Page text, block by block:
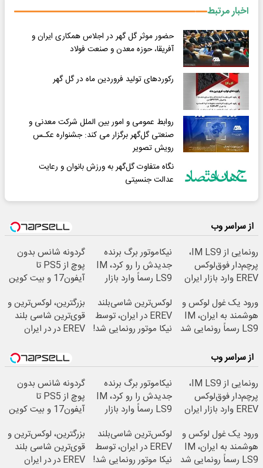
اخبار مرتبط
حضور موثر گل گهر در اجلاس همکاری ایران و
آفریقا، حوزه معدن و صنعت فولاد
رکوردهای تولید فروردین ماه در گل گهر
روابط عمومی و امور بین الملل شرکت معدنی و
صنعتی گل‌گهر برگزار می کند: جشنواره عکـس
رویش تصویر
نگاه متفاوت گل‌‌گهر به ورزش بانوان و رعایت
عدالت جنسیتی
از سراسر وب
رونمایی از IM LS9،
پرچم‌دار فوق‌لوکس
EREV وارد بازار ایران
نیکاموتور برگ برنده
جدیدش را رو کرد، IM
LS9 رسماً وارد بازار
گردونه شانس بدون
پوچ از PS5 تا
آیفون17 و بیت کوین
ورود یک غول لوکس و
هوشمند به ایران، IM
LS9 رسماً رونمایی شد
لوکس‌ترین شاسی‌بلند
EREV در ایران، توسط
نیکا موتور رونمایی شد!
بزرگترین، لوکس‌ترین و
قوی‌ترین شاسی بلند
EREV در در ایران
از سراسر وب
رونمایی از IM LS9،
پرچم‌دار فوق‌لوکس
EREV وارد بازار ایران
نیکاموتور برگ برنده
جدیدش را رو کرد، IM
LS9 رسماً وارد بازار
گردونه شانس بدون
پوچ از PS5 تا
آیفون17 و بیت کوین
ورود یک غول لوکس و
هوشمند به ایران، IM
LS9 رسماً رونمایی شد
لوکس‌ترین شاسی‌بلند
EREV در ایران، توسط
نیکا موتور رونمایی شد!
بزرگترین، لوکس‌ترین و
قوی‌ترین شاسی بلند
EREV در در ایران